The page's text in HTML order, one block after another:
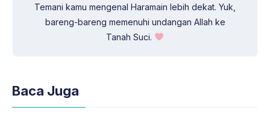
Temani kamu mengenal Haramain lebih dekat. Yuk,
bareng-bareng memenuhi undangan Allah ke
Tanah Suci.
Baca Juga